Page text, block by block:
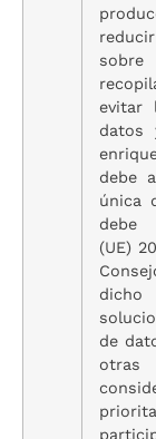
sobre
evitar
datos
debe
única
(UE)
de